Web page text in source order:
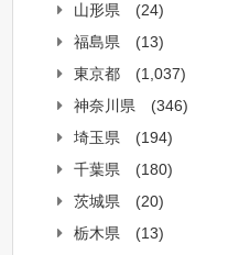
山形県
(24)
福島県
(13)
東京都
(1,037)
神奈川県
(346)
埼玉県
(194)
千葉県
(180)
茨城県
(20)
栃木県
(13)